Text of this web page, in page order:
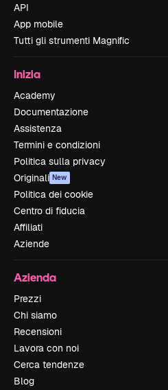
API
App mobile
Tutti gli strumenti Magnific
Inizia
Academy
Documentazione
Assistenza
Termini e condizioni
Politica sulla privacy
Originali New
Politica dei cookie
Centro di fiducia
Affiliati
Aziende
Azienda
Prezzi
Chi siamo
Recensioni
Lavora con noi
Cerca tendenze
Blog